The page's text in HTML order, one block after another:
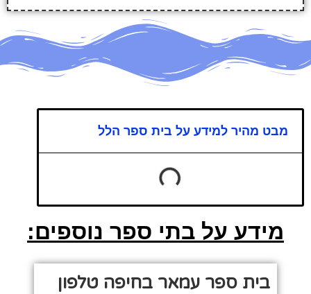
מבט מהיר למידע על בית ספר הלל
מידע על בתי ספר נוספים:
בית ספר עמאר בחיפה טלפון